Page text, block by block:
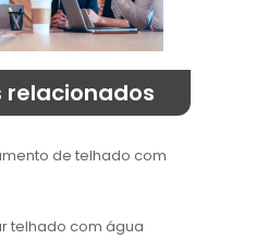
relacionados
de telhado com
telhado com água